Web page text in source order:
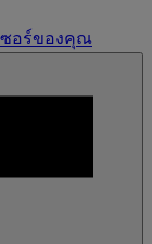
ซอร์ของคุณ